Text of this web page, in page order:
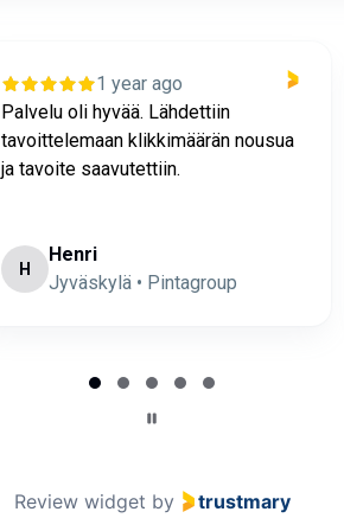
1 year ago
Palvelu oli hyvää. Lähdettiin
tavoittelemaan klikkimäärän nousua
ja tavoite saavutettiin.
H
Henri
Jyväskylä • Pintagroup
Review widget by trustmary